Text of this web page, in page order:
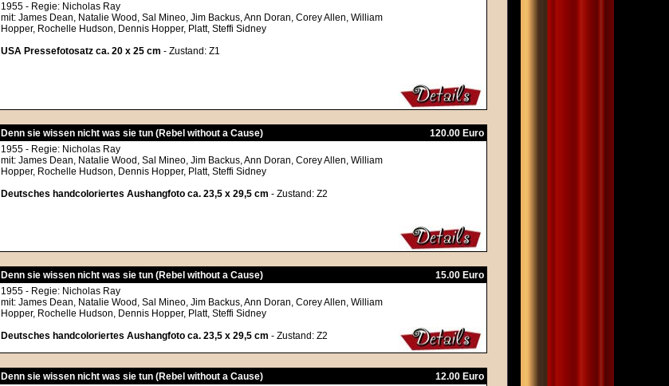
1955 - Regie: Nicholas Ray
mit: James Dean, Natalie Wood, Sal Mineo, Jim Backus, Ann Doran, Corey Allen, William
Hopper, Rochelle Hudson, Dennis Hopper, Platt, Steffi Sidney
USA Pressefotosatz ca. 20 x 25 cm - Zustand: Z1
Denn sie wissen nicht was sie tun (Rebel without a Cause)
120.00 Euro
1955 - Regie: Nicholas Ray
mit: James Dean, Natalie Wood, Sal Mineo, Jim Backus, Ann Doran, Corey Allen, William
Hopper, Rochelle Hudson, Dennis Hopper, Platt, Steffi Sidney
Deutsches handcoloriertes Aushangfoto ca. 23,5 x 29,5 cm - Zustand: Z2
Denn sie wissen nicht was sie tun (Rebel without a Cause)
15.00 Euro
1955 - Regie: Nicholas Ray
mit: James Dean, Natalie Wood, Sal Mineo, Jim Backus, Ann Doran, Corey Allen, William
Hopper, Rochelle Hudson, Dennis Hopper, Platt, Steffi Sidney
Deutsches handcoloriertes Aushangfoto ca. 23,5 x 29,5 cm - Zustand: Z2
Denn sie wissen nicht was sie tun (Rebel without a Cause)
12.00 Euro